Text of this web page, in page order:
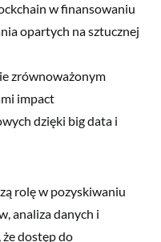
w finansowaniu
opartych na sztucznej
zrównoważonym
impact
dzięki big data i
rolę w pozyskiwaniu
analiza danych i
dostęp do